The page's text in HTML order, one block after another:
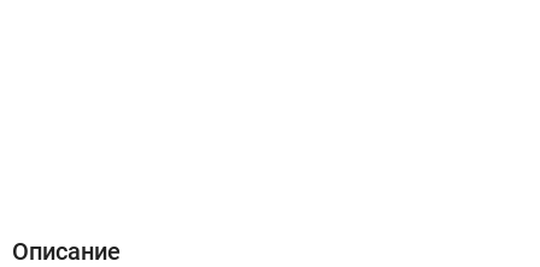
Описание